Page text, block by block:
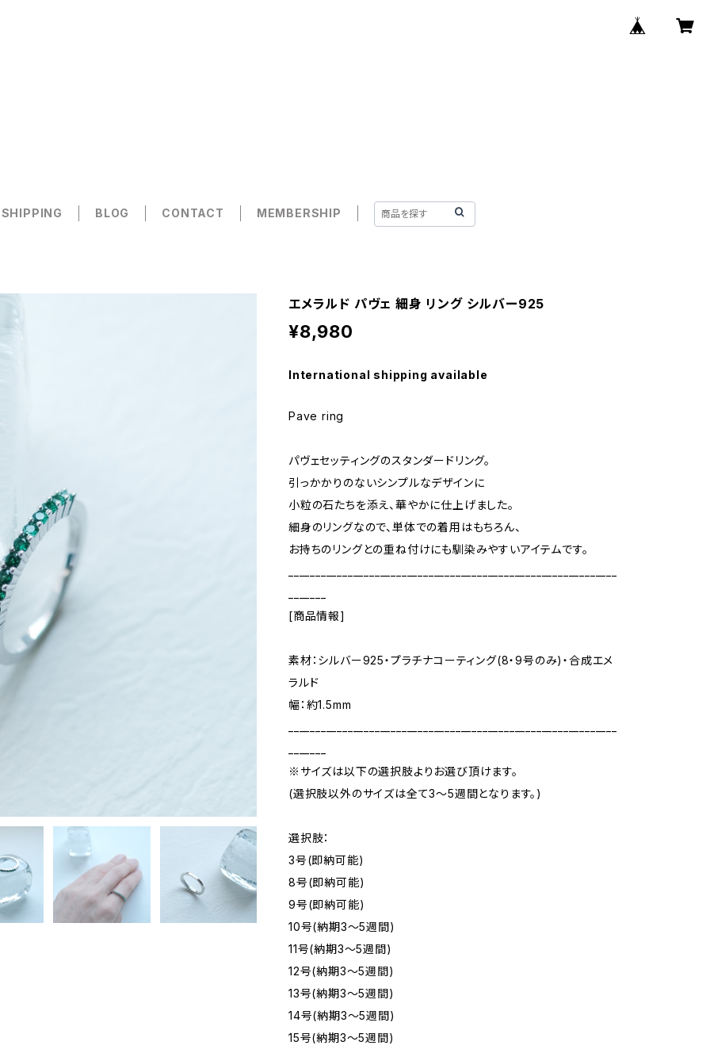
SHIPPING BLOG CONTACT MEMBERSHIP
エメラルド パヴェ 細身 リング シルバー925
¥8,980
International shipping available
Pave ring
パヴェセッティングのスタンダードリング。
引っかかりのないシンプルなデザインに
小粒の石たちを添え、華やかに仕上げました。
細身のリングなので、単体での着用はもちろん、
お持ちのリングとの重ね付けにも馴染みやすいアイテムです。
[商品情報]
素材：シルバー925・プラチナコーティング(8・9号のみ)・合成エメ
ラルド
幅：約1.5mm
※サイズは以下の選択肢よりお選び頂けます。
(選択肢以外のサイズは全て3～5週間となります。)
選択肢：
3号(即納可能)
8号(即納可能)
9号(即納可能)
10号(納期3～5週間)
11号(納期3～5週間)
12号(納期3～5週間)
13号(納期3～5週間)
14号(納期3～5週間)
15号(納期3～5週間)